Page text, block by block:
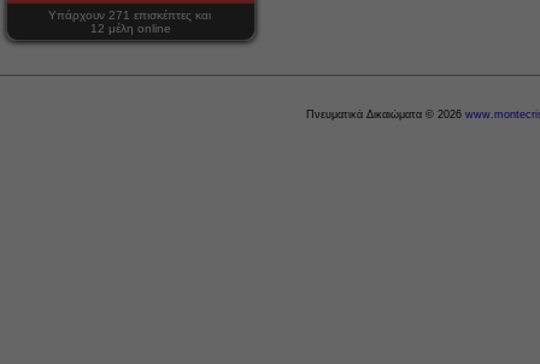
Υπάρχουν 271 επισκέπτες και
12 μέλη online
Πνευματικά Δικαιώματα © 2026